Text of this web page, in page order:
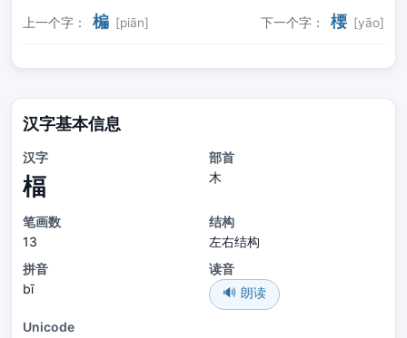
上一个字： 楄 [piān] 下一个字： 楆 [yāo]
汉字基本信息
汉字
楅
部首
木
笔画数
13
结构
左右结构
拼音
bī
读音
🔊 朗读
Unicode